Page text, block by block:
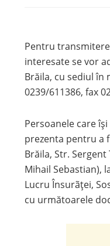
Pentru
interesate se vor
Brăila, cu sediul în
0239/611386, fax
Persoanele care
prezenta pentru a
Brăila, Str.
Mihail Sebastian),
Lucru Însurãței,
cu următoarele